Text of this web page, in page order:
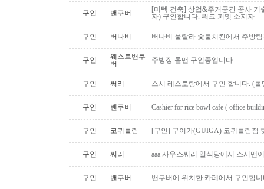
구인 밴쿠버
[미텍 건축] 상업&주거공간 공사
자) 구인합니다. 워크 퍼밋 소지자
구인 버나비 버나비 울랄라 숯불치킨에서 주방
구인
웨스트밴쿠
버
주방장 롤맨 구인중입니다
구인 써리 스시 레스토랑에서 구인 합니다. (롤
구인 밴쿠버 Cashier for rice bowl cafe ( office
구인 코퀴틀람 [구인] 구이가(GUIGA) 코퀴틀람점
구인 써리 aaa 사우스써리 일식당에서 스시맨
구인 밴쿠버 밴쿠버에 위치한 카페에서 구인합